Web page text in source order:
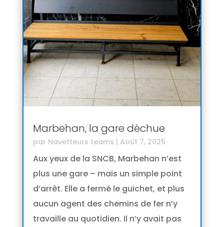
Marbehan, la gare déchue
par Navetteurs teams | Août 7, 2025
Aux yeux de la SNCB, Marbehan n’est
plus une gare – mais un simple point
d’arrêt. Elle a fermé le guichet, et plus
aucun agent des chemins de fer n’y
travaille au quotidien. Il n’y avait pas